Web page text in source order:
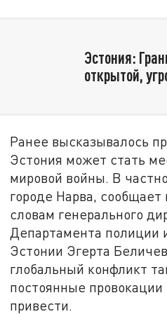
Эстония:
открытой,
Ранее высказывалось
Эстония может стать
мировой войны. В
городе Нарва,
словам генерального
Департамента полиции
Эстонии Эгерта
глобальный конфликт
постоянные провокации
привести.